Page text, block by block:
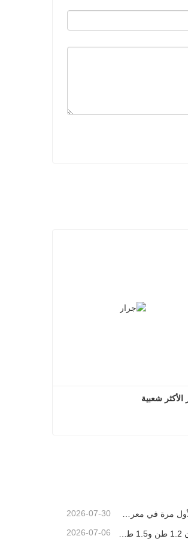
الأكثر شعبية
تستعد شركة إيشان للظهور لأول مرة في معرض باوما الصين 2026، حيث ستقدم إنجازات مبتكرة في مجال آلات البناء الصغيرة إلى شنغهاي 2026-07-30
2026-07-06